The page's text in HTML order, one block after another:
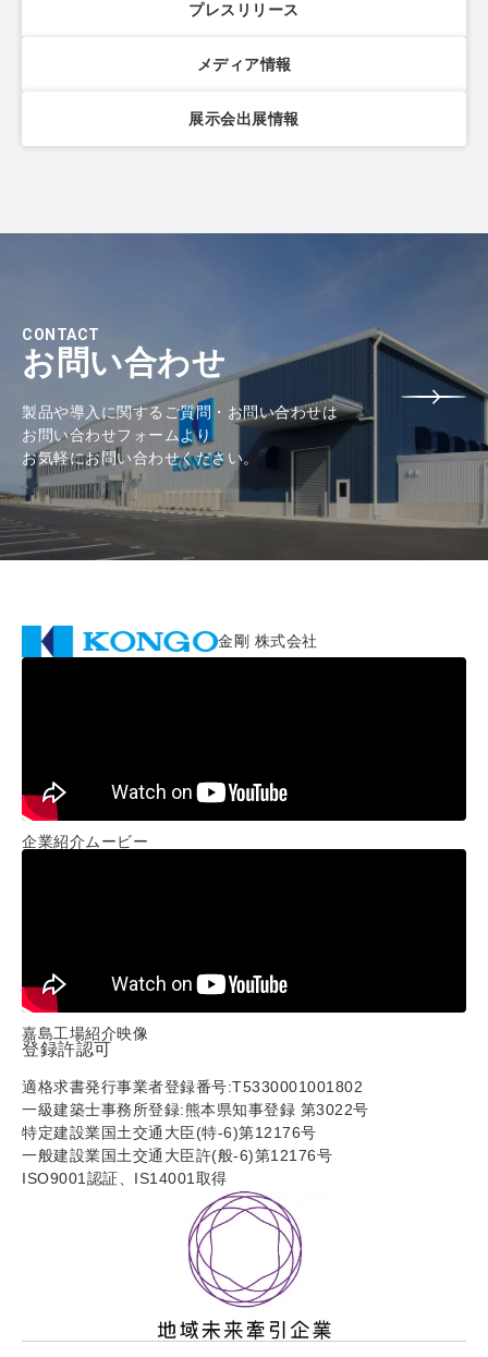
プレスリリース
メディア情報
展示会出展情報
CONTACT
お問い合わせ
製品や導入に関するご質問・お問い合わせは
お問い合わせフォームより
お気軽にお問い合わせください。
金剛 株式会社
企業紹介ムービー
嘉島工場紹介映像
登録許認可
適格求書発行事業者登録番号:T5330001001802
一級建築士事務所登録:熊本県知事登録 第3022号
特定建設業国土交通大臣(特-6)第12176号
一般建設業国土交通大臣許(般-6)第12176号
ISO9001認証、IS14001取得